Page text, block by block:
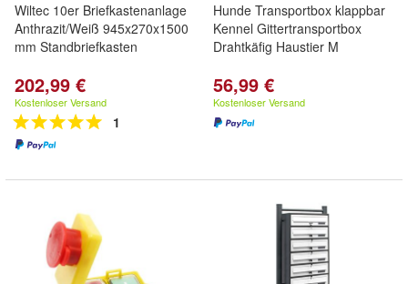
Wiltec 10er Briefkastenanlage
Anthrazit/Weiß 945x270x1500
mm Standbriefkasten
202,99 €
Kostenloser Versand
1
Hunde Transportbox klappbar
Kennel Gittertransportbox
Drahtkäfig Haustier M
56,99 €
Kostenloser Versand